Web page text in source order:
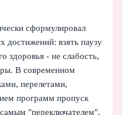
сформулировал
взять паузу
здоровья - не слабость,
В современном
перелетами,
программ пропуск
"переключателем",